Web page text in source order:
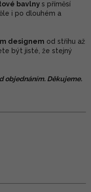
bavlnys příměsí
i po dlouhém a
designem od střihu až
být jisté, že stejný
objednáním. Děkujeme.